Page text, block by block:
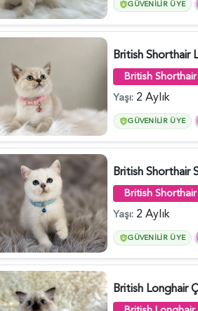
GÜVENILIR ÜYE
British Shorthair
Yaşı: 2 Aylık
GÜVENILIR ÜYE
British Shorthair
Yaşı: 2 Aylık
GÜVENILIR ÜYE